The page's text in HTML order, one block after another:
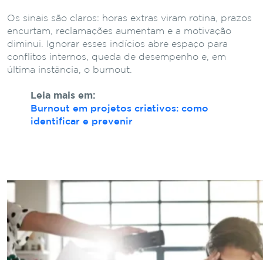
Os sinais são claros: horas extras viram rotina, prazos
encurtam, reclamações aumentam e a motivação
diminui. Ignorar esses indícios abre espaço para
conflitos internos, queda de desempenho e, em
última instância, o burnout.
Leia mais em:
Burnout em projetos criativos: como
identificar e prevenir